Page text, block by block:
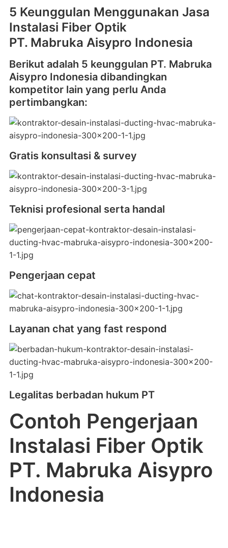
5 Keunggulan Menggunakan Jasa
Instalasi Fiber Optik
PT. Mabruka Aisypro Indonesia
Berikut adalah 5 keunggulan PT. Mabruka
Aisypro Indonesia dibandingkan
kompetitor lain yang perlu Anda
pertimbangkan:
Gratis konsultasi & survey
Teknisi profesional serta handal
Pengerjaan cepat
Layanan chat yang fast respond
Legalitas berbadan hukum PT
Contoh Pengerjaan
Instalasi Fiber Optik
PT. Mabruka Aisypro
Indonesia